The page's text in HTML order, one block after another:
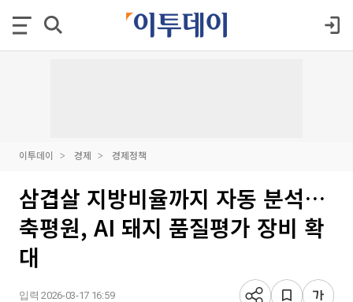
이투데이 경제 경제정책
삼겹살 지방비율까지 자동 분석…
축평원, AI 돼지 품질평가 장비 확
대
입력 2026-03-17 16:59